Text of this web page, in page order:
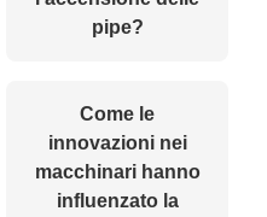
pipe?
Come le
innovazioni nei
macchinari hanno
influenzato la